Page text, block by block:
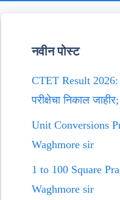
नवीन पोस्ट
CTET Result 2026:
परीक्षेचा निकाल
Unit Conversions
Waghmore sir
1 to 100 Square
Waghmore sir